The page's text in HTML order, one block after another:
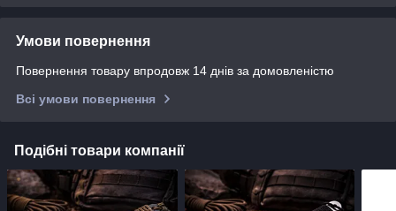
Умови повернення
Повернення товару впродовж 14 днів за домовленістю
Всі умови повернення
Подібні товари компанії